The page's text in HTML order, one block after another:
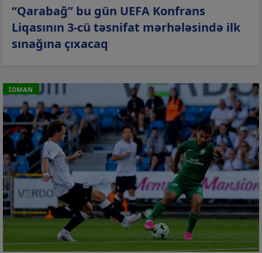
“Qarabağ” bu gün UEFA Konfrans
Liqasının 3-cü təsnifat mərhələsində ilk
sınağına çıxacaq
İDMAN